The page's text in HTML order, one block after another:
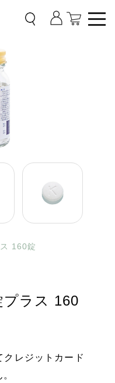
160錠
プラス 160
レジットカード